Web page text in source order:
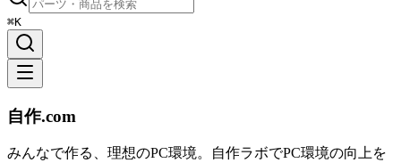
⌘K
自作.com
みんなで作る、理想のPC環境。 自作ラボでPC環境の向上を